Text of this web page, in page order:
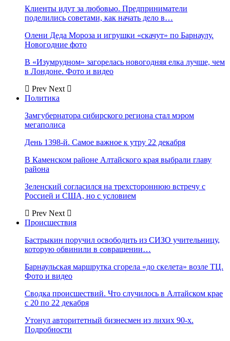
Клиенты идут за любовью. Предприниматели
поделились советами, как начать дело в…
Олени Деда Мороза и игрушки «скачут» по Барнаулу.
Новогодние фото
В «Изумрудном» загорелась новогодняя елка лучше, чем
в Лондоне. Фото и видео
Prev Next
Политика
Замгубернатора сибирского региона стал мэром
мегаполиса
День 1398-й. Самое важное к утру 22 декабря
В Каменском районе Алтайского края выбрали главу
района
Зеленский согласился на трехстороннюю встречу с
Россией и США, но с условием
Prev Next
Происшествия
Бастрыкин поручил освободить из СИЗО учительницу,
которую обвинили в совращении…
Барнаульская маршрутка сгорела «до скелета» возле ТЦ.
Фото и видео
Сводка происшествий. Что случилось в Алтайском крае
с 20 по 22 декабря
Утонул авторитетный бизнесмен из лихих 90-х.
Подробности